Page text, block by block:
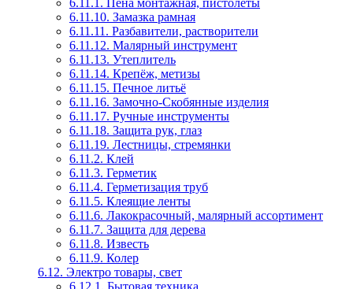
6.11.1. Пена монтажная, пистолеты
6.11.10. Замазка рамная
6.11.11. Разбавители, растворители
6.11.12. Малярный инструмент
6.11.13. Утеплитель
6.11.14. Крепёж, метизы
6.11.15. Печное литьё
6.11.16. Замочно-Скобянные изделия
6.11.17. Ручные инструменты
6.11.18. Защита рук, глаз
6.11.19. Лестницы, стремянки
6.11.2. Клей
6.11.3. Герметик
6.11.4. Герметизация труб
6.11.5. Клеящие ленты
6.11.6. Лакокрасочный, малярный ассортимент
6.11.7. Защита для дерева
6.11.8. Известь
6.11.9. Колер
6.12. Электро товары, свет
6.12.1. Бытовая техника